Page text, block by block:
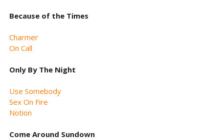
Because of the Times
Charmer
On Call
Only By The Night
Use Somebody
Sex On Fire
Notion
Come Around Sundown